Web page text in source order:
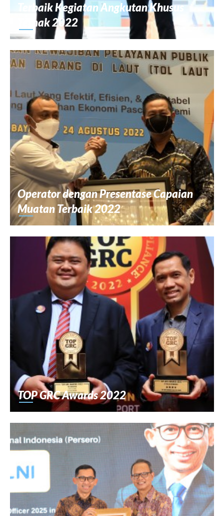
Terbaik Kegiatan Angkutan Khusus
Ternak 2022
Operator dengan Presentase Capaian
Muatan Terbaik 2022
TOP GRC Awards 2022